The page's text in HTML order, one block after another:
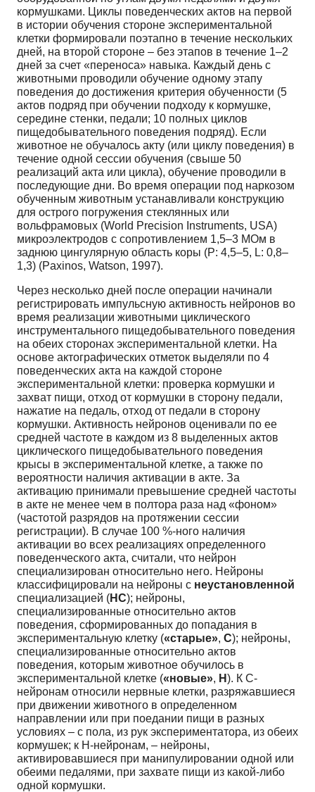
кормушками. Циклы поведенческих актов на первой
в истории обучения стороне экспериментальной
клетки формировали поэтапно в течение нескольких
дней, на второй стороне – без этапов в течение 1–2
дней за счет «переноса» навыка. Каждый день с
животными проводили обучение одному этапу
поведения до достижения критерия обученности (5
актов подряд при обучении подходу к кормушке,
середине стенки, педали; 10 полных циклов
пищедобывательного поведения подряд). Если
животное не обучалось акту (или циклу поведения) в
течение одной сессии обучения (свыше 50
реализаций акта или цикла), обучение проводили в
последующие дни. Во время операции под наркозом
обученным животным устанавливали конструкцию
для острого погружения стеклянных или
вольфрамовых (World Precision Instruments, USA)
микроэлектродов с сопротивлением 1,5–3 МОм в
заднюю цингулярную область коры (Р: 4,5–5, L: 0,8–
1,3) (Paxinos, Watson, 1997).
Через несколько дней после операции начинали
регистрировать импульсную активность нейронов во
время реализации животными циклического
инструментального пищедобывательного поведения
на обеих сторонах экспериментальной клетки. На
основе актографических отметок выделяли по 4
поведенческих акта на каждой стороне
экспериментальной клетки: проверка кормушки и
захват пищи, отход от кормушки в сторону педали,
нажатие на педаль, отход от педали в сторону
кормушки. Активность нейронов оценивали по ее
средней частоте в каждом из 8 выделенных актов
циклического пищедобывательного поведения
крысы в экспериментальной клетке, а также по
вероятности наличия активации в акте. За
активацию принимали превышение средней частоты
в акте не менее чем в полтора раза над «фоном»
(частотой разрядов на протяжении сессии
регистрации). В случае 100 %-ного наличия
активации во всех реализациях определенного
поведенческого акта, считали, что нейрон
специализирован относительно него. Нейроны
классифицировали на нейроны с неустановленной
специализацией (НС); нейроны,
специализированные относительно актов
поведения, сформированных до попадания в
экспериментальную клетку («старые», С); нейроны,
специализированные относительно актов
поведения, которым животное обучилось в
экспериментальной клетке («новые», Н). К С-
нейронам относили нервные клетки, разряжавшиеся
при движении животного в определенном
направлении или при поедании пищи в разных
условиях – с пола, из рук экспериментатора, из обеих
кормушек; к Н-нейронам, – нейроны,
активировавшиеся при манипулировании одной или
обеими педалями, при захвате пищи из какой-либо
одной кормушки.